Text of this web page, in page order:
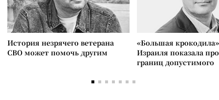
История незрячего ветерана
СВО может помочь другим
«Большая
Израиля показала
границ допустимого